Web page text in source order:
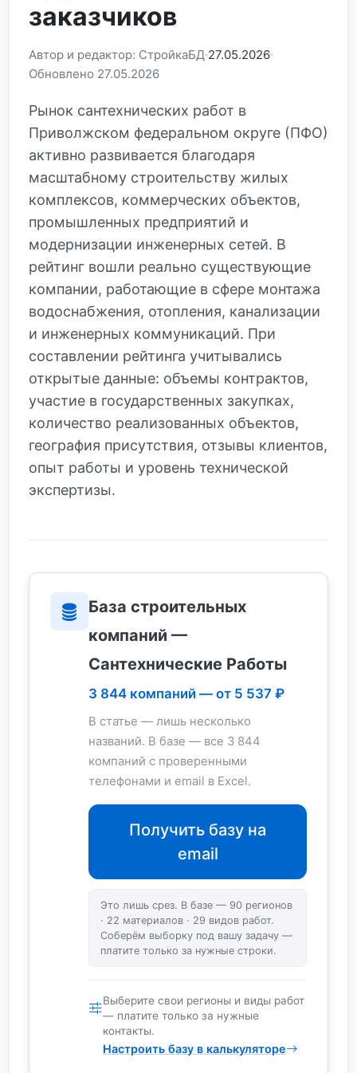
заказчиков
Автор и редактор: СтройкаБД 27.05.2026
Обновлено 27.05.2026
Рынок сантехнических работ в
Приволжском федеральном округе (ПФО)
активно развивается благодаря
масштабному строительству жилых
комплексов, коммерческих объектов,
промышленных предприятий и
модернизации инженерных сетей. В
рейтинг вошли реально существующие
компании, работающие в сфере монтажа
водоснабжения, отопления, канализации
и инженерных коммуникаций. При
составлении рейтинга учитывались
открытые данные: объемы контрактов,
участие в государственных закупках,
количество реализованных объектов,
география присутствия, отзывы клиентов,
опыт работы и уровень технической
экспертизы.
База строительных
компаний —
Сантехнические Работы
3 844 компаний — от 5 537 ₽
В статье — лишь несколько
названий. В базе — все 3 844
компаний с проверенными
телефонами и email в Excel.
Получить базу на
email
Это лишь срез. В базе — 90 регионов
· 22 материалов · 29 видов работ.
Соберём выборку под вашу задачу —
платите только за нужные строки.
Выберите свои регионы и виды работ
— платите только за нужные
контакты.
Настроить базу в калькуляторе